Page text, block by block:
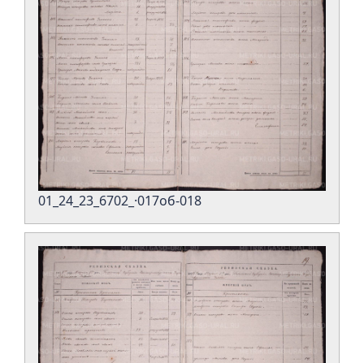
01_24_23_6702_·017об-018